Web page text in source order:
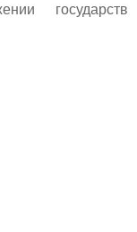
государств